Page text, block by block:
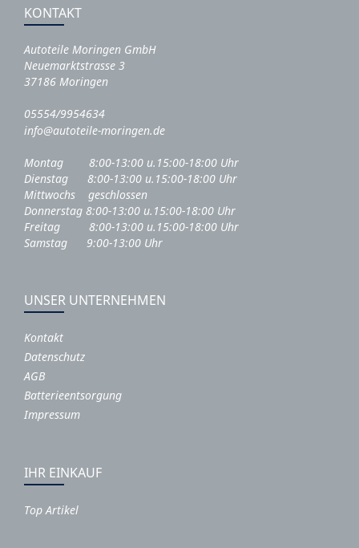
KONTAKT
Autoteile Moringen GmbH
Neuemarktstrasse 3
37186 Moringen
05554/9954634
info@autoteile-moringen.de
Montag 8:00-13:00 u.15:00-18:00 Uhr
Dienstag 8:00-13:00 u.15:00-18:00 Uhr
Mittwochs geschlossen
Donnerstag 8:00-13:00 u.15:00-18:00 Uhr
Freitag 8:00-13:00 u.15:00-18:00 Uhr
Samstag 9:00-13:00 Uhr
UNSER UNTERNEHMEN
Kontakt
Datenschutz
AGB
Batterieentsorgung
Impressum
IHR EINKAUF
Top Artikel